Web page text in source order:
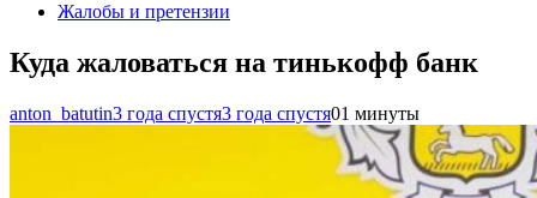
Жалобы и претензии
Куда жаловаться на тинькофф банк
anton_batutin3 года спустя3 года спустя01 минуты